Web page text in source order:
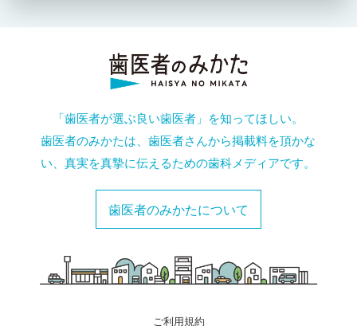
「歯医者が選ぶ良い歯医者」を知ってほしい。
歯医者のみかたは、歯医者さんから掲載料を頂かな
い、真実を真摯に伝えるための歯科メディアです。
歯医者のみかたについて
ご利用規約